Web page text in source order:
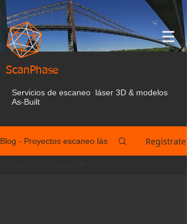
ScanPhase
Servicios de escaneo láser 3D & modelos
As-Built
Blog - Proyectos escaneo láser España Regístrate